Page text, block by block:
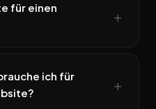
für einen
ich für